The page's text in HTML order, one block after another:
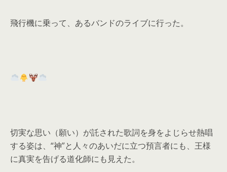
飛行機に乗って、あるバンドのライブに行った。
切実な思い（願い）が託された歌詞を身をよじらせ熱唱
する姿は、“神”と人々のあいだに立つ預言者にも、王様
に真実を告げる道化師にも見えた。